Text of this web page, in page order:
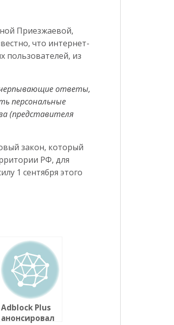
Приезжаевой,
что интернет-
пользователей, из
ответы,
персональные
(представителя
закон, который
РФ, для
1 сентября этого
Adblock Plus
анонсировал